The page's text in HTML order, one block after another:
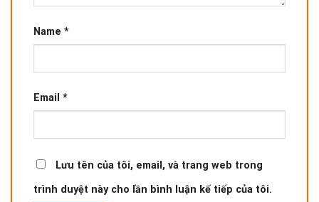
Name *
Email *
Lưu tên của tôi, email, và trang web trong
trình duyệt này cho lần bình luận kế tiếp của tôi.